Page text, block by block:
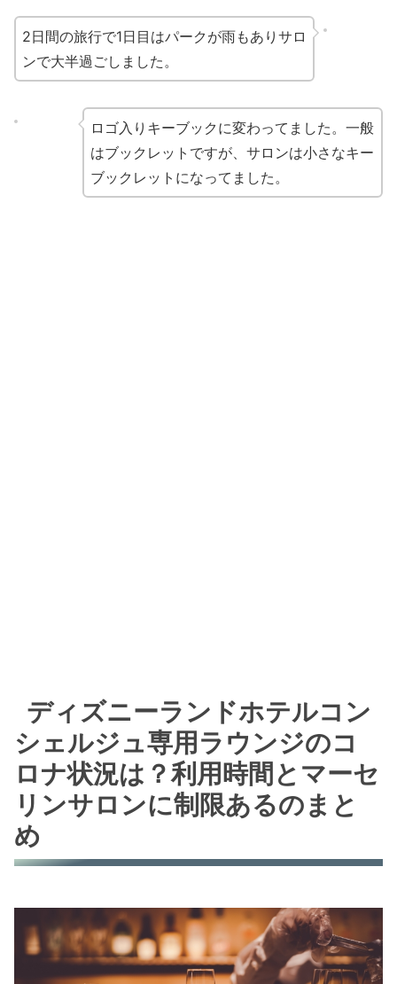
2日間の旅行で1日目はパークが雨もありサロ
ンで大半過ごしました。
ロゴ入りキーブックに変わってました。一般
はブックレットですが、サロンは小さなキー
ブックレットになってました。
ディズニーランドホテルコン
シェルジュ専用ラウンジのコ
ロナ状況は？利用時間とマーセ
リンサロンに制限あるのまと
め